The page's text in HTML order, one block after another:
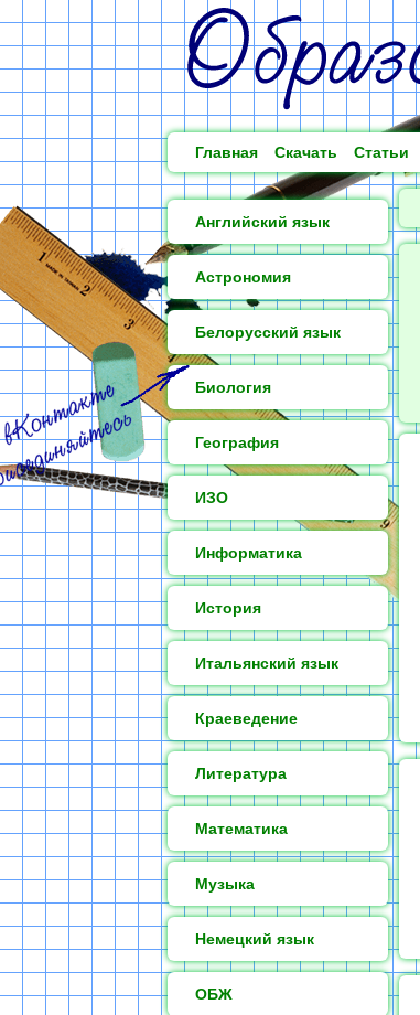
Главная Скачать Статьи
Английский язык
Астрономия
Белорусский язык
Биология
География
ИЗО
Информатика
История
Итальянский язык
Краеведение
Литература
Математика
Музыка
Немецкий язык
ОБЖ